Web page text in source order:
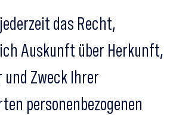
das Recht,
Auskunft über Herkunft,
und Zweck Ihrer
personenbezogenen